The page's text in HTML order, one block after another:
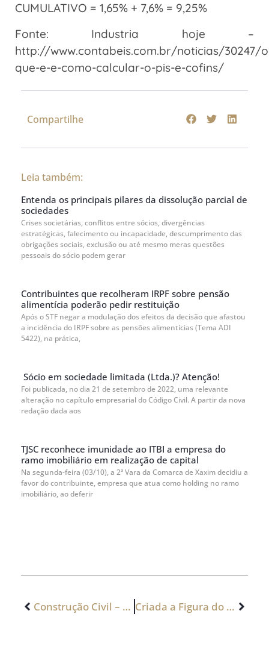
CUMULATIVO = 1,65% + 7,6% = 9,25%
Fonte: Industria hoje –
http://www.contabeis.com.br/noticias/30247/
que-e-e-como-calcular-o-pis-e-cofins/
Compartilhe
Leia também:
Entenda os principais pilares da dissolução parcial de
sociedades
Crises societárias, conflitos entre sócios, divergências
estratégicas, falecimento ou incapacidade, descumprimento das
obrigações sociais, exclusão ou até mesmo meras questões
pessoais do sócio podem gerar
Contribuintes que recolheram IRPF sobre pensão
alimentícia poderão pedir restituição
Após o STF negar a modulação dos efeitos da decisão que afastou
a incidência do IRPF sobre as pensões alimentícias (Tema ADI
5422), na prática,
Sócio em sociedade limitada (Ltda.)? Atenção!
Foi publicada, no dia 21 de setembro de 2022, uma relevante
alteração no capítulo empresarial do Código Civil. A partir da nova
redação dada aos
TJSC reconhece imunidade ao ITBI a empresa do
ramo imobiliário em realização de capital
Na segunda-feira (03/10), a 2ª Vara da Comarca de Xaxim decidiu a
favor do contribuinte, empresa que atua como holding no ramo
imobiliário, ao deferir
Construção Civil – Setor vê expansão na resolução de conflitos via arbitragem Criada a Figura do Investidor-Anjo para ME ou EPP